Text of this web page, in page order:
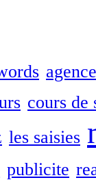
cours de
les saisies
publicite